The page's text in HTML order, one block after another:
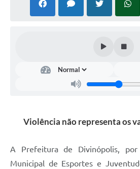
Violência não representa os
A Prefeitura de Divinópolis,
Municipal de Esportes e